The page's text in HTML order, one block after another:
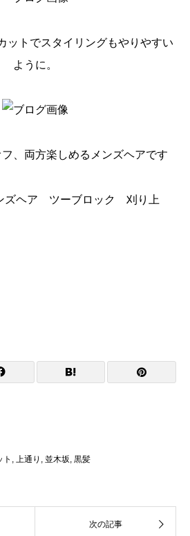
ットでスタイリングもやりやすい
ように。
、両方楽しめるメンズヘアです
ヘア ツーブロック 刈り上
ト , 上通り , 並木坂, 黒髪